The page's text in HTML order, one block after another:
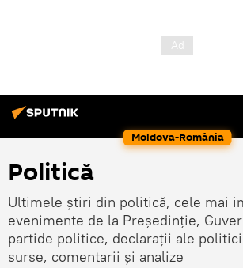
Moldova-România
Politică
Ultimele știri din politică, cele mai
evenimente de la Președinție,
partide politice, declarații ale
surse, comentarii și analize